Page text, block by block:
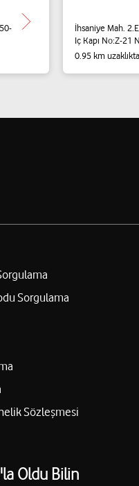
İhsaniye Mah.
Iç Kapı No:Z-21
0.95 km uzaklıkta
Sorgulama
Sözleşmesi
Oldu Bilin